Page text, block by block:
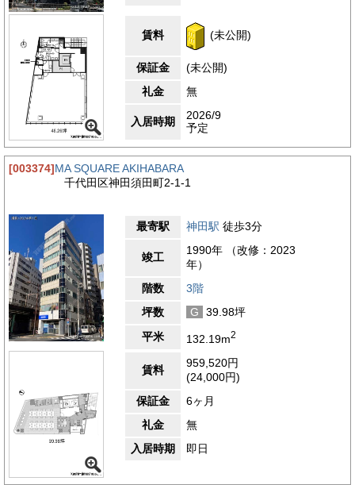
賃料 (未公開)
保証金
(未公開)
礼金
無
入居時期
2026/9
予定
[003374]MA SQUARE AKIHABARA
千代田区神田須田町2-1-1
最寄駅 神田駅 徒歩3分
竣工
1990年 （改修：2023
年）
階数
3階
坪数
G
39.98坪
平米
132.19m2
賃料
959,520円
(24,000円)
保証金
6ヶ月
礼金
無
入居時期
即日